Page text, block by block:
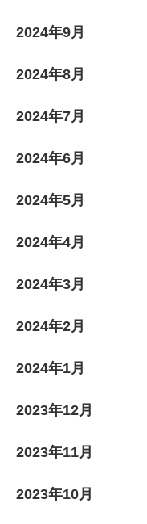
2024年9月
2024年8月
2024年7月
2024年6月
2024年5月
2024年4月
2024年3月
2024年2月
2024年1月
2023年12月
2023年11月
2023年10月